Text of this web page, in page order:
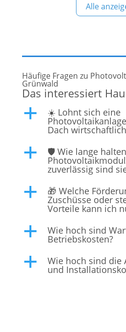
kompetenter Partner für
Energielösungen. Ultrawatt
Alle
Häufige Fragen zu
Grünwald
Das interessiert
a ☀️ Lohnt sich eine
Dach
a 🛡️ Wie lange halten
zuverlässig sind
a 🎁 Welche
Zuschüsse oder
Vorteile kann ich
a Wie hoch sind
Betriebskosten?
a Wie hoch sind die
und